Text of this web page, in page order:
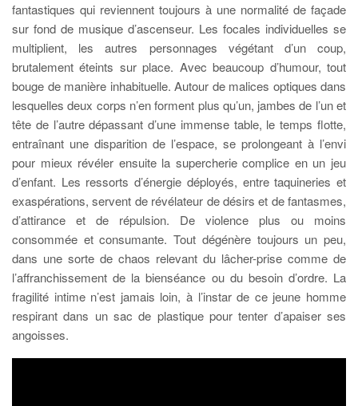
fantastiques qui reviennent toujours à une normalité de façade
sur fond de musique d’ascenseur. Les focales individuelles se
multiplient, les autres personnages végétant d’un coup,
brutalement éteints sur place. Avec beaucoup d’humour, tout
bouge de manière inhabituelle. Autour de malices optiques dans
lesquelles deux corps n’en forment plus qu’un, jambes de l’un et
tête de l’autre dépassant d’une immense table, le temps flotte,
entraînant une disparition de l’espace, se prolongeant à l’envi
pour mieux révéler ensuite la supercherie complice en un jeu
d’enfant. Les ressorts d’énergie déployés, entre taquineries et
exaspérations, servent de révélateur de désirs et de fantasmes,
d’attirance et de répulsion. De violence plus ou moins
consommée et consumante. Tout dégénère toujours un peu,
dans une sorte de chaos relevant du lâcher-prise comme de
l’affranchissement de la bienséance ou du besoin d’ordre. La
fragilité intime n’est jamais loin, à l’instar de ce jeune homme
respirant dans un sac de plastique pour tenter d’apaiser ses
angoisses.